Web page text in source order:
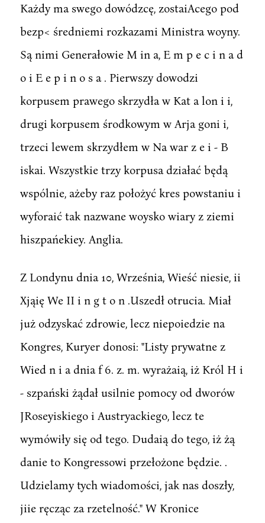
Każdy ma swego dowódzcę, zostaiAcego pod
bezp< średniemi rozkazami Ministra woyny.
Są nimi Generałowie M in a, E m p e c i n a d
o i E e p i n o s a . Pierwszy dowodzi
korpusem prawego skrzydła w Kat a lon i i,
drugi korpusem środkowym w Arja goni i,
trzeci lewem skrzydłem w Na war z e i - B
iskai. Wszystkie trzy korpusa działać będą
wspólnie, ażeby raz położyć kres powstaniu i
wyforaić tak nazwane woysko wiary z ziemi
hiszpańekiey. Anglia.
Z Londynu dnia 10, Września, Wieść niesie, ii
Xjąię We II i n g t o n .Uszedł otrucia. Miał
już odzyskać zdrowie, lecz niepoiedzie na
Kongres, Kuryer donosi: "Listy prywatne z
Wied n i a dnia f 6. z. m. wyrażaią, iż Król H i
- szpański żądał usilnie pomocy od dworów
JRoseyiskiego i Austryackiego, lecz te
wymówiły się od tego. Dudaią do tego, iż żą
danie to Kongressowi przełożone będzie. .
Udzielamy tych wiadomości, jak nas doszły,
jiie ręcząc za rzetelność." W Kronice